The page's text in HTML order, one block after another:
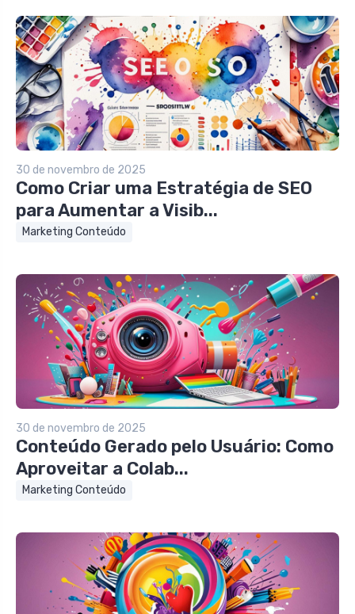
30 de novembro de 2025
Como Criar uma Estratégia de SEO
para Aumentar a Visib...
Marketing Conteúdo
30 de novembro de 2025
Conteúdo Gerado pelo Usuário: Como
Aproveitar a Colab...
Marketing Conteúdo